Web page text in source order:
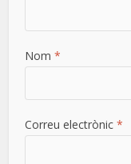
Nom*
Correu electrònic*